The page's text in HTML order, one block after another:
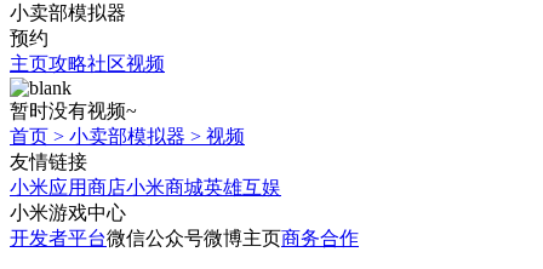
小卖部模拟器
预约
主页攻略社区视频
暂时没有视频~
首页 > 小卖部模拟器 > 视频
友情链接
小米应用商店小米商城英雄互娱
小米游戏中心
开发者平台微信公众号微博主页商务合作